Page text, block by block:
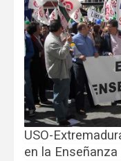
USO-
en la